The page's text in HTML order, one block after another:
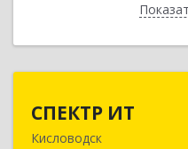
СПЕКТР ИТ
Кисловодск
357736,